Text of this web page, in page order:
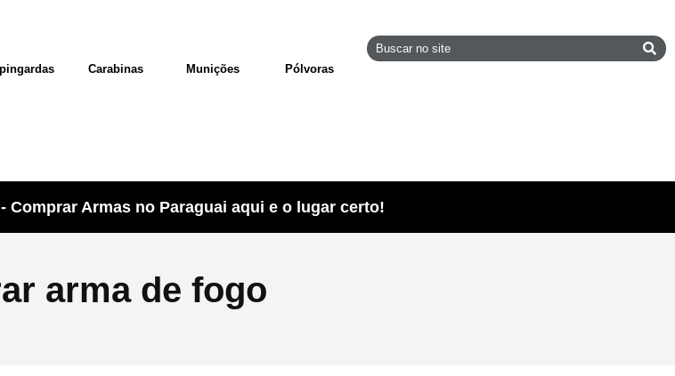
Carabinas Munições Pólvoras
Comprar Armas no Paraguai aqui e o lugar certo!
arma de fogo